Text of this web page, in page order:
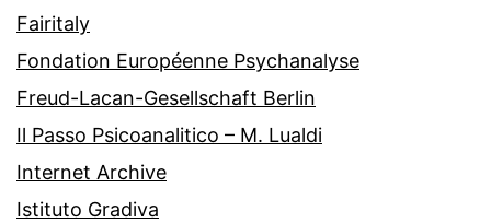
Fairitaly
Fondation Européenne Psychanalyse
Freud-Lacan-Gesellschaft Berlin
Il Passo Psicoanalitico – M. Lualdi
Internet Archive
Istituto Gradiva